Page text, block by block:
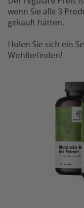
wenn Sie alle 3
gekauft hätten.
Holen Sie sich ein
Wohlbefinden!